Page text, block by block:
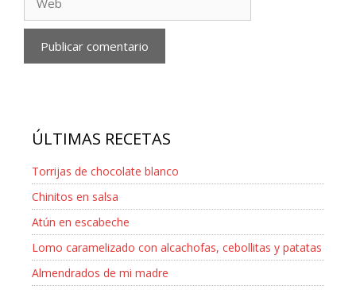
ÚLTIMAS RECETAS
Torrijas de chocolate blanco
Chinitos en salsa
Atún en escabeche
Lomo caramelizado con alcachofas, cebollitas y patatas
Almendrados de mi madre